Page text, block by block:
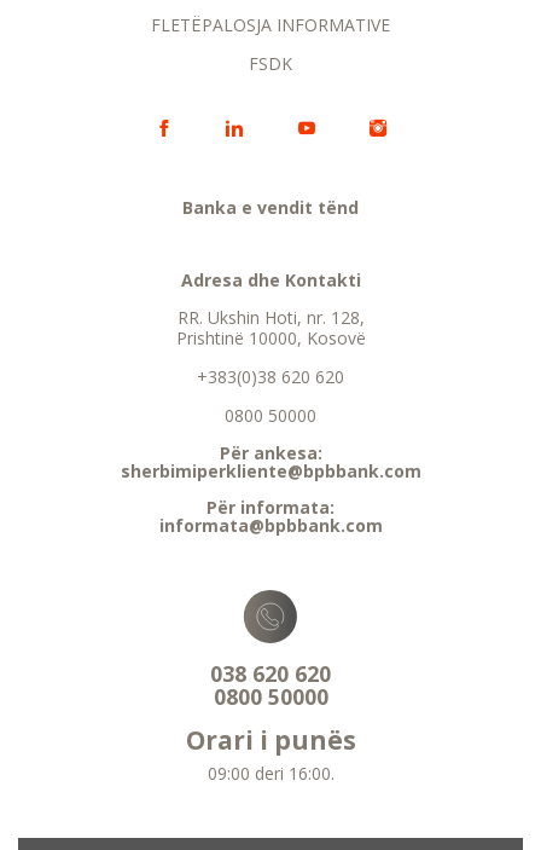
FLETËPALOSJA INFORMATIVE
FSDK
Banka e vendit tënd
Adresa dhe Kontakti
RR. Ukshin Hoti, nr. 128,
Prishtinë 10000, Kosovë
+383(0)38 620 620
0800 50000
Për ankesa:
sherbimiperkliente@bpbbank.com
Për informata:
informata@bpbbank.com
038 620 620
0800 50000
Orari i punës
09:00 deri 16:00.